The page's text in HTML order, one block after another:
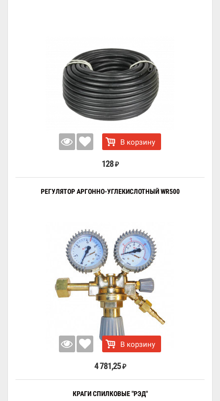
В корзину
128 ₽
РЕГУЛЯТОР АРГОННО-УГЛЕКИСЛОТНЫЙ WR500
В корзину
4 781,25 ₽
КРАГИ СПИЛКОВЫЕ "РЭД"